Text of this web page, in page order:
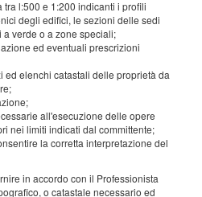
l:500 e 1:200 indicanti i profili
degli edifici, le sezioni delle sedi
verde o a zone speciali;
ed eventuali prescrizioni
ed elenchi catastali delle proprietà da
all'esecuzione delle opere
nei limiti indicati dal committente;
la corretta interpretazione del
in accordo con il Professionista
o catastale necessario ed